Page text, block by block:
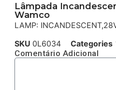
Lâmpada
Wamco
LAMP:
SKU 0L6034 Categories
Comentário Adicional